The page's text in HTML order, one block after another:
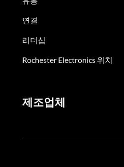
연결
리더십
Rochester Electronics 위치
제조업체